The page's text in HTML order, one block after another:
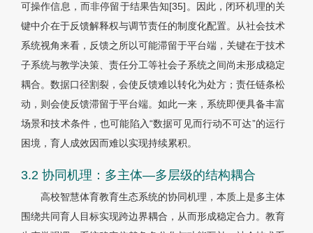
可操作信息，而非停留于结果告知[35]。因此，闭环机理的关
键中介在于反馈解释权与调节责任的制度化配置。从社会技术
系统视角来看，反馈之所以可能滞留于平台端，关键在于技术
子系统与教学决策、责任分工等社会子系统之间尚未形成稳定
耦合。数据口径割裂，会使反馈难以转化为处方；责任链条松
动，则会使反馈滞留于平台端。如此一来，系统即便具备丰富
场景和技术条件，也可能陷入“数据可见而行动不可达”的运行
困境，育人成效因而难以实现持续累积。
3.2 协同机理：多主体—多层级的结构耦合
高校智慧体育教育生态系统的协同机理，本质上是多主体
围绕共同育人目标实现跨边界耦合，从而形成稳定合力。教育